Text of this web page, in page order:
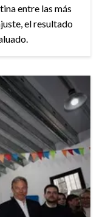
entre las más
el resultado